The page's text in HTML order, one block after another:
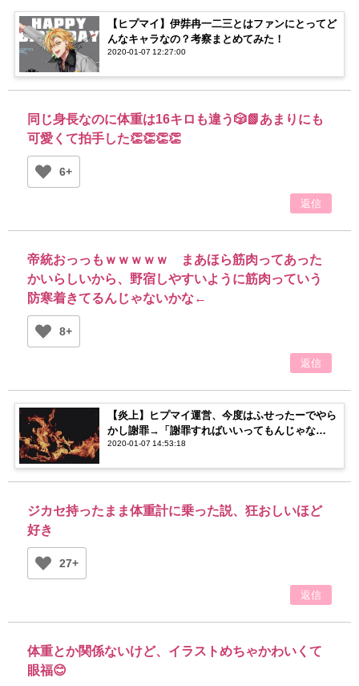
【ヒプマイ】伊弉冉一二三とはファンにとってど
んなキャラなの？考察まとめてみた！
2020-01-07 12:27:00
同じ身長なのに体重は16キロも違う🎲📗あまりにも
可愛くて拍手した👏👏👏👏
6+
返信
帝統おっっもｗｗｗｗｗ まあほら筋肉ってあった
かいらしいから、野宿しやすいように筋肉っていう
防寒着きてるんじゃないかな←
8+
返信
【炎上】ヒプマイ運営、今度はふせったーでやら
かし謝罪→「謝罪すればいいってもんじゃな
い！」「謝罪したから良くない？」【賛否両論】
2020-01-07 14:53:18
ジカセ持ったまま体重計に乗った説、狂おしいほど
好き
27+
返信
体重とか関係ないけど、イラストめちゃかわいくて
眼福😊